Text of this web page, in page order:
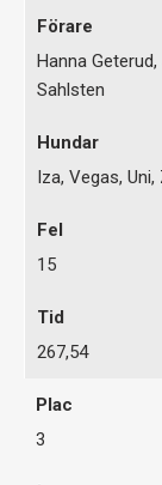
Hanna
Sahlsten
Iza, Vegas, Uni,
15
267,54
3